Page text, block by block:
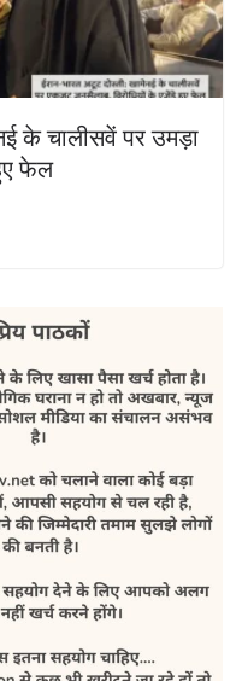
के चालीसवें पर उमड़ा
फेल